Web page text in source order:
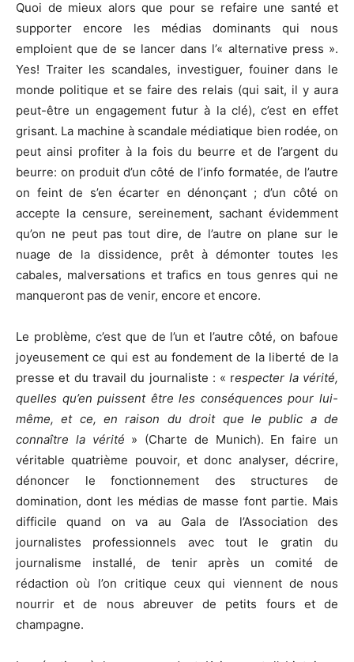
Quoi de mieux alors que pour se refaire une santé et
supporter encore les médias dominants qui nous
emploient que de se lancer dans l’« alternative press ».
Yes! Traiter les scandales, investiguer, fouiner dans le
monde politique et se faire des relais (qui sait, il y aura
peut-être un engagement futur à la clé), c’est en effet
grisant. La machine à scandale médiatique bien rodée, on
peut ainsi profiter à la fois du beurre et de l’argent du
beurre: on produit d’un côté de l’info formatée, de l’autre
on feint de s’en écarter en dénonçant ; d’un côté on
accepte la censure, sereinement, sachant évidemment
qu’on ne peut pas tout dire, de l’autre on plane sur le
nuage de la dissidence, prêt à démonter toutes les
cabales, malversations et trafics en tous genres qui ne
manqueront pas de venir, encore et encore.
Le problème, c’est que de l’un et l’autre côté, on bafoue
joyeusement ce qui est au fondement de la liberté de la
presse et du travail du journaliste : « respecter la vérité,
quelles qu’en puissent être les conséquences pour lui-
même, et ce, en raison du droit que le public a de
connaître la vérité » (Charte de Munich). En faire un
véritable quatrième pouvoir, et donc analyser, décrire,
dénoncer le fonctionnement des structures de
domination, dont les médias de masse font partie. Mais
difficile quand on va au Gala de l’Association des
journalistes professionnels avec tout le gratin du
journalisme installé, de tenir après un comité de
rédaction où l’on critique ceux qui viennent de nous
nourrir et de nous abreuver de petits fours et de
champagne.